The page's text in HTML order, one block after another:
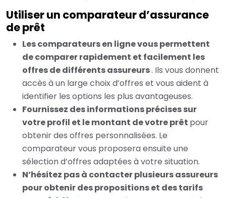
Utiliser un comparateur d’assurance
de prêt
Les comparateurs en ligne vous permettent
de comparer rapidement et facilement les
offres de différents assureurs. Ils vous donnent
accès à un large choix d’offres et vous aident à
identifier les options les plus avantageuses.
Fournissez des informations précises sur
votre profil et le montant de votre prêt pour
obtenir des offres personnalisées. Le
comparateur vous proposera ensuite une
sélection d’offres adaptées à votre situation.
N’hésitez pas à contacter plusieurs assureurs
pour obtenir des propositions et des tarifs